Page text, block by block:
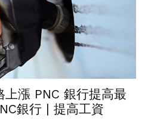
漲 PNC 銀行提高最
銀行 | 提高工資